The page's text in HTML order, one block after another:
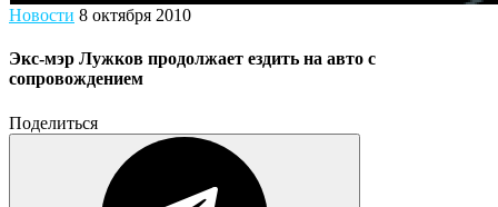
Новости 8 октября 2010
Экс-мэр Лужков продолжает ездить на авто с
сопровождением
Поделиться